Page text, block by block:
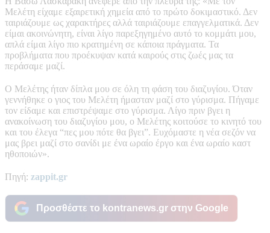
Μελέτη είχαμε εξαιρετική χημεία από το πρώτο δοκιμαστικό. Δεν
ταιριάζουμε ως χαρακτήρες αλλά ταιριάζουμε επαγγελματικά. Δεν
είμαι ακοινώνητη, είναι λίγο παρεξηγημένο αυτό το κομμάτι μου,
απλά είμαι λίγο πιο κρατημένη σε κάποια πράγματα. Τα
προβλήματα που προέκυψαν κατά καιρούς στις ζωές μας τα
περάσαμε μαζί.
Ο Μελέτης ήταν δίπλα μου σε όλη τη φάση του διαζυγίου. Όταν
γεννήθηκε ο γιος του Μελέτη ήμασταν μαζί στο γύρισμα. Πήγαμε
τον είδαμε και επιστρέψαμε στο γύρισμα. Λίγο πριν βγει η
ανακοίνωση του διαζυγίου μου, ο Μελέτης κοιτούσε το κινητό του
και του έλεγα “πες μου πότε θα βγει”. Ευχόμαστε η νέα σεζόν να
μας βρει μαζί στο σανίδι με ένα ωραίο έργο και ένα ωραίο καστ
ηθοποιών».
Πηγή: zappit.gr
Προσθέστε το kontranews.gr στην Google